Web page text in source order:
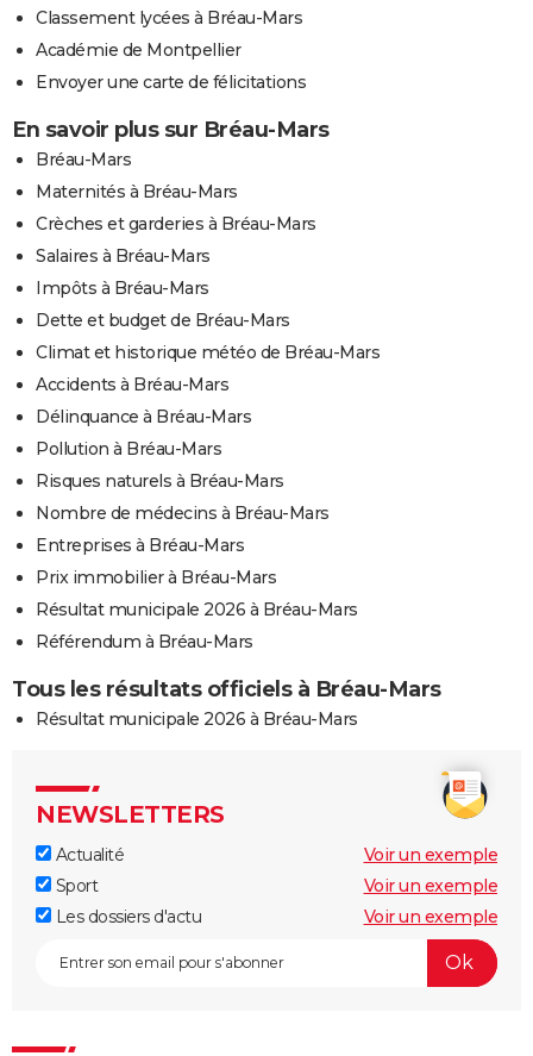
Classement lycées à Bréau-Mars
Académie de Montpellier
Envoyer une carte de félicitations
En savoir plus sur Bréau-Mars
Bréau-Mars
Maternités à Bréau-Mars
Crèches et garderies à Bréau-Mars
Salaires à Bréau-Mars
Impôts à Bréau-Mars
Dette et budget de Bréau-Mars
Climat et historique météo de Bréau-Mars
Accidents à Bréau-Mars
Délinquance à Bréau-Mars
Pollution à Bréau-Mars
Risques naturels à Bréau-Mars
Nombre de médecins à Bréau-Mars
Entreprises à Bréau-Mars
Prix immobilier à Bréau-Mars
Résultat municipale 2026 à Bréau-Mars
Référendum à Bréau-Mars
Tous les résultats officiels à Bréau-Mars
Résultat municipale 2026 à Bréau-Mars
NEWSLETTERS
Actualité
Voir un exemple
Sport
Voir un exemple
Les dossiers d'actu
Voir un exemple